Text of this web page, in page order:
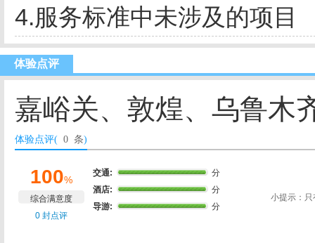
4.服务标准中未涉及的项目
体验点评
嘉峪关、敦煌、乌鲁木
体验点评( 0 条)
100%
综合满意度
0 封点评
交通:
分
酒店:
分
导游:
分
小提示：